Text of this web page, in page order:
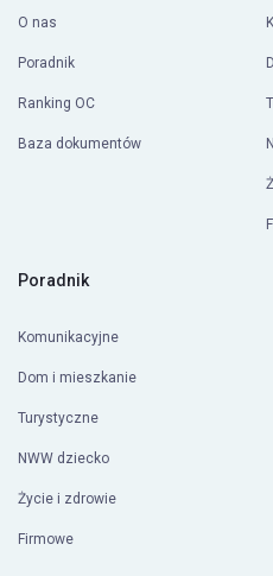
Baza dokumentów
Dom i mieszkanie
NWW dziecko
Firmowe